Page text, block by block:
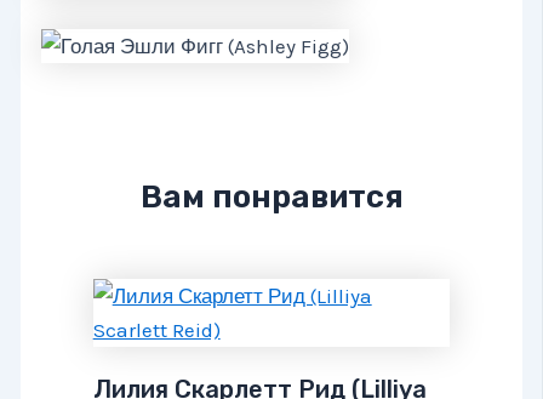
Вам понравится
Лилия Скарлетт Рид (Lilliya